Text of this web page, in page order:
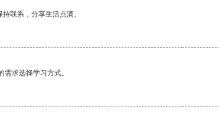
联系，分享生活点滴。
求选择学习方式。